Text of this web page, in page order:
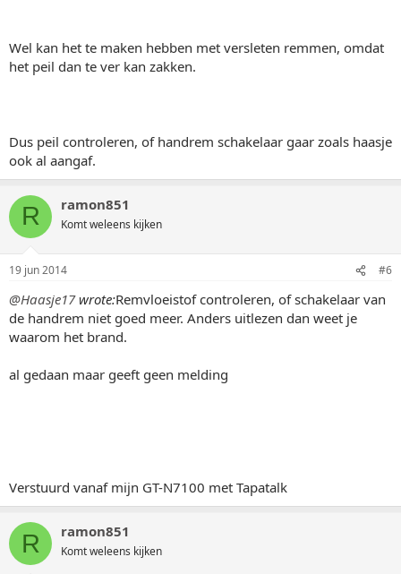
Wel kan het te maken hebben met versleten remmen, omdat
het peil dan te ver kan zakken.
Dus peil controleren, of handrem schakelaar gaar zoals haasje
ook al aangaf.
R ramon851
Komt weleens kijken
19 jun 2014 #6
@Haasje17wrote:Remvloeistof controleren, of schakelaar van
de handrem niet goed meer. Anders uitlezen dan weet je
waarom het brand.
al gedaan maar geeft geen melding
Verstuurd vanaf mijn GT-N7100 met Tapatalk
R ramon851
Komt weleens kijken